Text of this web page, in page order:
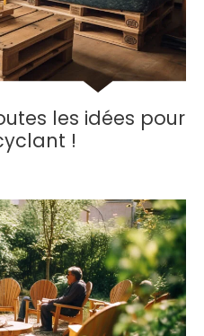
les idées pour
!